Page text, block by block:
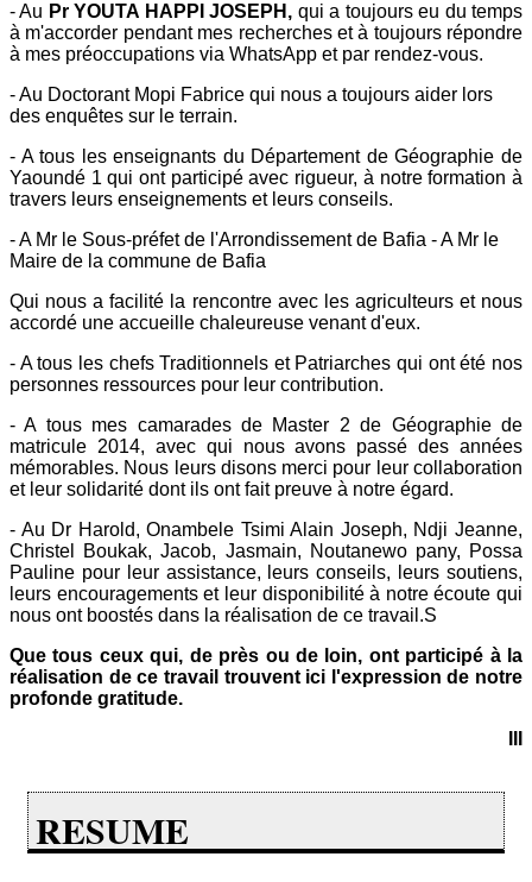
- Au Pr YOUTA HAPPI JOSEPH, qui a toujours eu du temps
à m'accorder pendant mes recherches et à toujours répondre
à mes préoccupations via WhatsApp et par rendez-vous.
- Au Doctorant Mopi Fabrice qui nous a toujours aider lors
des enquêtes sur le terrain.
- A tous les enseignants du Département de Géographie de
Yaoundé 1 qui ont participé avec rigueur, à notre formation à
travers leurs enseignements et leurs conseils.
- A Mr le Sous-préfet de l'Arrondissement de Bafia - A Mr le
Maire de la commune de Bafia
Qui nous a facilité la rencontre avec les agriculteurs et nous
accordé une accueille chaleureuse venant d'eux.
- A tous les chefs Traditionnels et Patriarches qui ont été nos
personnes ressources pour leur contribution.
- A tous mes camarades de Master 2 de Géographie de
matricule 2014, avec qui nous avons passé des années
mémorables. Nous leurs disons merci pour leur collaboration
et leur solidarité dont ils ont fait preuve à notre égard.
- Au Dr Harold, Onambele Tsimi Alain Joseph, Ndji Jeanne,
Christel Boukak, Jacob, Jasmain, Noutanewo pany, Possa
Pauline pour leur assistance, leurs conseils, leurs soutiens,
leurs encouragements et leur disponibilité à notre écoute qui
nous ont boostés dans la réalisation de ce travail.S
Que tous ceux qui, de près ou de loin, ont participé à la
réalisation de ce travail trouvent ici l'expression de notre
profonde gratitude.
RESUME